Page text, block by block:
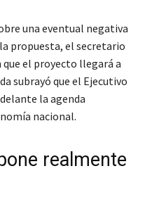
una eventual negativa
propuesta, el secretario
el proyecto llegará a
subrayó que el Ejecutivo
la agenda
nacional.
realmente